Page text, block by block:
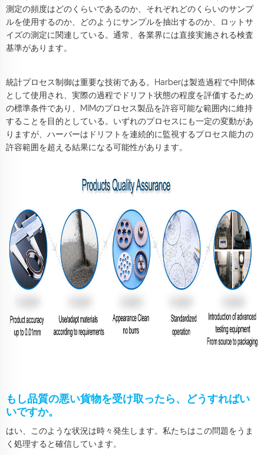
測定の頻度はどのくらいであるのか、それぞれどのくらいのサンプ
ルを使用するのか、どのようにサンプルを抽出するのか、ロットサ
イズの測定に関連している。通常、各業界には直接実施される検査
基準があります。
統計プロセス制御は重要な技術である。Harberは製造過程で中間体
として使用され、実際の過程でドリフト状態の程度を評価するため
の標準条件であり、MIMのプロセス製品を許容可能な範囲内に維持
することを目的としている。いずれのプロセスにも一定の変動があ
りますが、ハーバーはドリフトを連続的に監視するプロセス能力の
許容範囲を超える結果になる可能性があります。
もし品質の悪い貨物を受け取ったら、どうすればい
いですか。
はい、このような状況は時々発生します。私たちはこの問題をうま
く処理すると確信しています。